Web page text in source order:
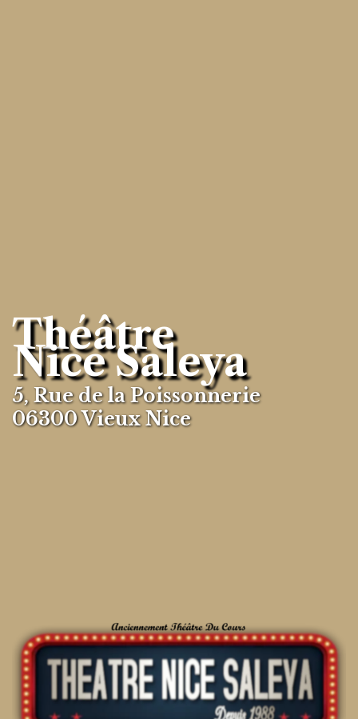
Théâtre
Nice Saleya
5, Rue de la Poissonnerie
06300 Vieux Nice